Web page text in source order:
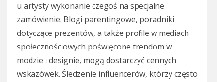
u artysty wykonanie czegoś na specjalne
zamówienie. Blogi parentingowe, poradniki
dotyczące prezentów, a także profile w mediach
społecznościowych poświęcone trendom w
modzie i designie, mogą dostarczyć cennych
wskazówek. Śledzenie influencerów, którzy często